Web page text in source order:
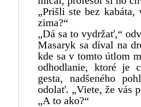
„Prišli ste bez
zima?“
„Dá sa to vydržať,“
Masaryk sa díval na
kde sa v tomto útlom
odhodlanie, ktoré je
gesta, nadšeného
odolať. „Viete, že vás
„A to ako?“